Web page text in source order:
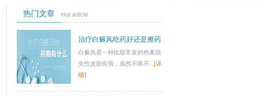
热门文章 Hot article
治疗白癜风吃药好还是擦药
快
白癜风是一种比较常发的色素脱
失性皮肤疾病，虽然不疼不...[详
细]